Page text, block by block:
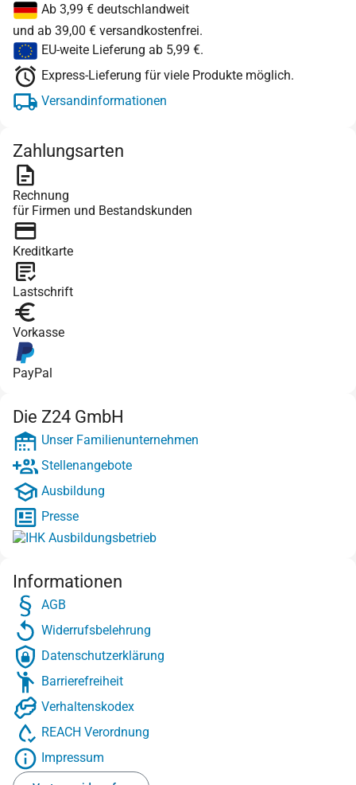
Ab 3,99 € deutschlandweit
und ab 39,00 € versandkostenfrei.
EU-weite Lieferung ab 5,99 €.
Express-Lieferung für viele Produkte möglich.
Versandinformationen
Zahlungsarten
Rechnung
für Firmen und Bestandskunden
Kreditkarte
Lastschrift
Vorkasse
PayPal
Die Z24 GmbH
Unser Familienunternehmen
Stellenangebote
Ausbildung
Presse
Informationen
AGB
Widerrufsbelehrung
Datenschutzerklärung
Barrierefreiheit
Verhaltenskodex
REACH Verordnung
Impressum